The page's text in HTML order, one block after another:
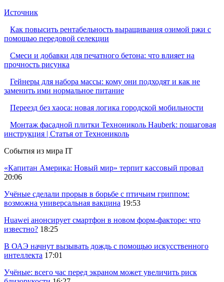
Источник
Как повысить рентабельность выращивания озимой ржи с
помощью передовой селекции
Смеси и добавки для печатного бетона: что влияет на
прочность рисунка
Гейнеры для набора массы: кому они подходят и как не
заменить ими нормальное питание
Переезд без хаоса: новая логика городской мобильности
Монтаж фасадной плитки Технониколь Hauberk: пошаговая
инструкция | Статья от Технониколь
События из мира IT
«Капитан Америка: Новый мир» терпит кассовый провал
20:06
Учёные сделали прорыв в борьбе с птичьим гриппом:
возможна универсальная вакцина 19:53
Huawei анонсирует смартфон в новом форм-факторе: что
известно? 18:25
В ОАЭ начнут вызывать дождь с помощью искусственного
интеллекта 17:01
Учёные: всего час перед экраном может увеличить риск